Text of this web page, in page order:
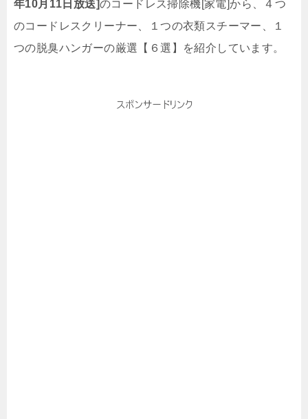
年10月11日放送]のコードレス掃除機[家電]から、
４つ
のコードレスクリーナー、１つの衣類スチーマー、１
つの脱臭ハンガーの厳選【６選】を紹介しています。